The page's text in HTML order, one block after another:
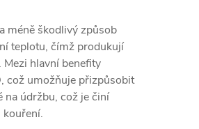
méně škodlivý způsob
teplotu, čímž produkují
hlavní benefity
což umožňuje přizpůsobit
na údržbu, což je činí